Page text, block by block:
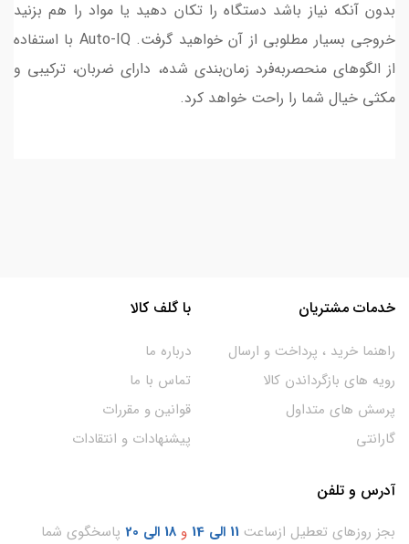
بدون آنکه نیاز باشد دستگاه را تکان دهید یا مواد را هم بزنید
خروجی بسیار مطلوبی از آن خواهید گرفت. Auto-IQ با استفاده
از الگوهای منحصربه‌فرد زمان‌بندی شده، دارای ضربان‌، ترکیبی و
مکثی خیال شما را راحت خواهد کرد.
خدمات مشتریان
راهنما خرید ، پرداخت و ارسال
رویه های بازگرداندن کالا
پرسش های متداول
گارانتی
با گلف کالا
درباره ما
تماس با ما
قوانین و مقررات
پیشنهادات و انتقادات
آدرس و تلفن
بجز روزهای تعطیل ازساعت 11 الی 14 و 18 الی 20
پاسخگوی شما